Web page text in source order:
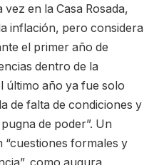
en la Casa Rosada,
inflación, pero considera
el primer año de
dentro de la
último año ya fue solo
de falta de condiciones y
de poder”. Un
“cuestiones formales y
como augura